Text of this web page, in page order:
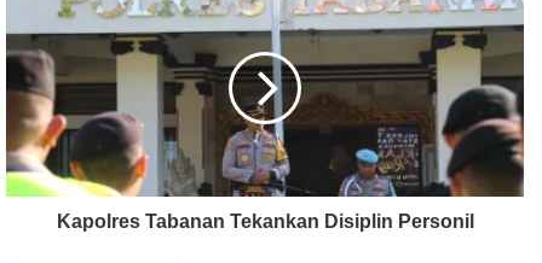
Kapolres Tabanan Tekankan Disiplin Personil